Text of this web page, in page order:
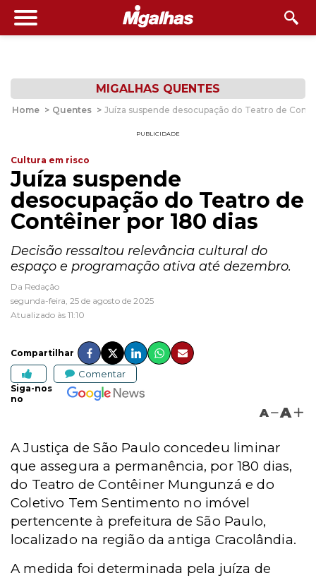
MIGALHAS QUENTES
Home > Quentes > Juíza suspende desocupação do Teatro de
PUBLICIDADE
Cultura em risco
Juíza suspende
desocupação do Teatro de
Contêiner por 180 dias
Decisão ressaltou relevância cultural do
espaço e programação ativa até dezembro.
Da Redação
segunda-feira, 25 de agosto de 2025
Atualizado às 11:10
Compartilhar
Comentar
Siga-nos
no
A A
A Justiça de São Paulo concedeu liminar
que assegura a permanência, por 180 dias,
do Teatro de Contêiner Mungunzá e do
Coletivo Tem Sentimento no imóvel
pertencente à prefeitura de São Paulo,
localizado na região da antiga Cracolândia.
A medida foi determinada pela juíza de